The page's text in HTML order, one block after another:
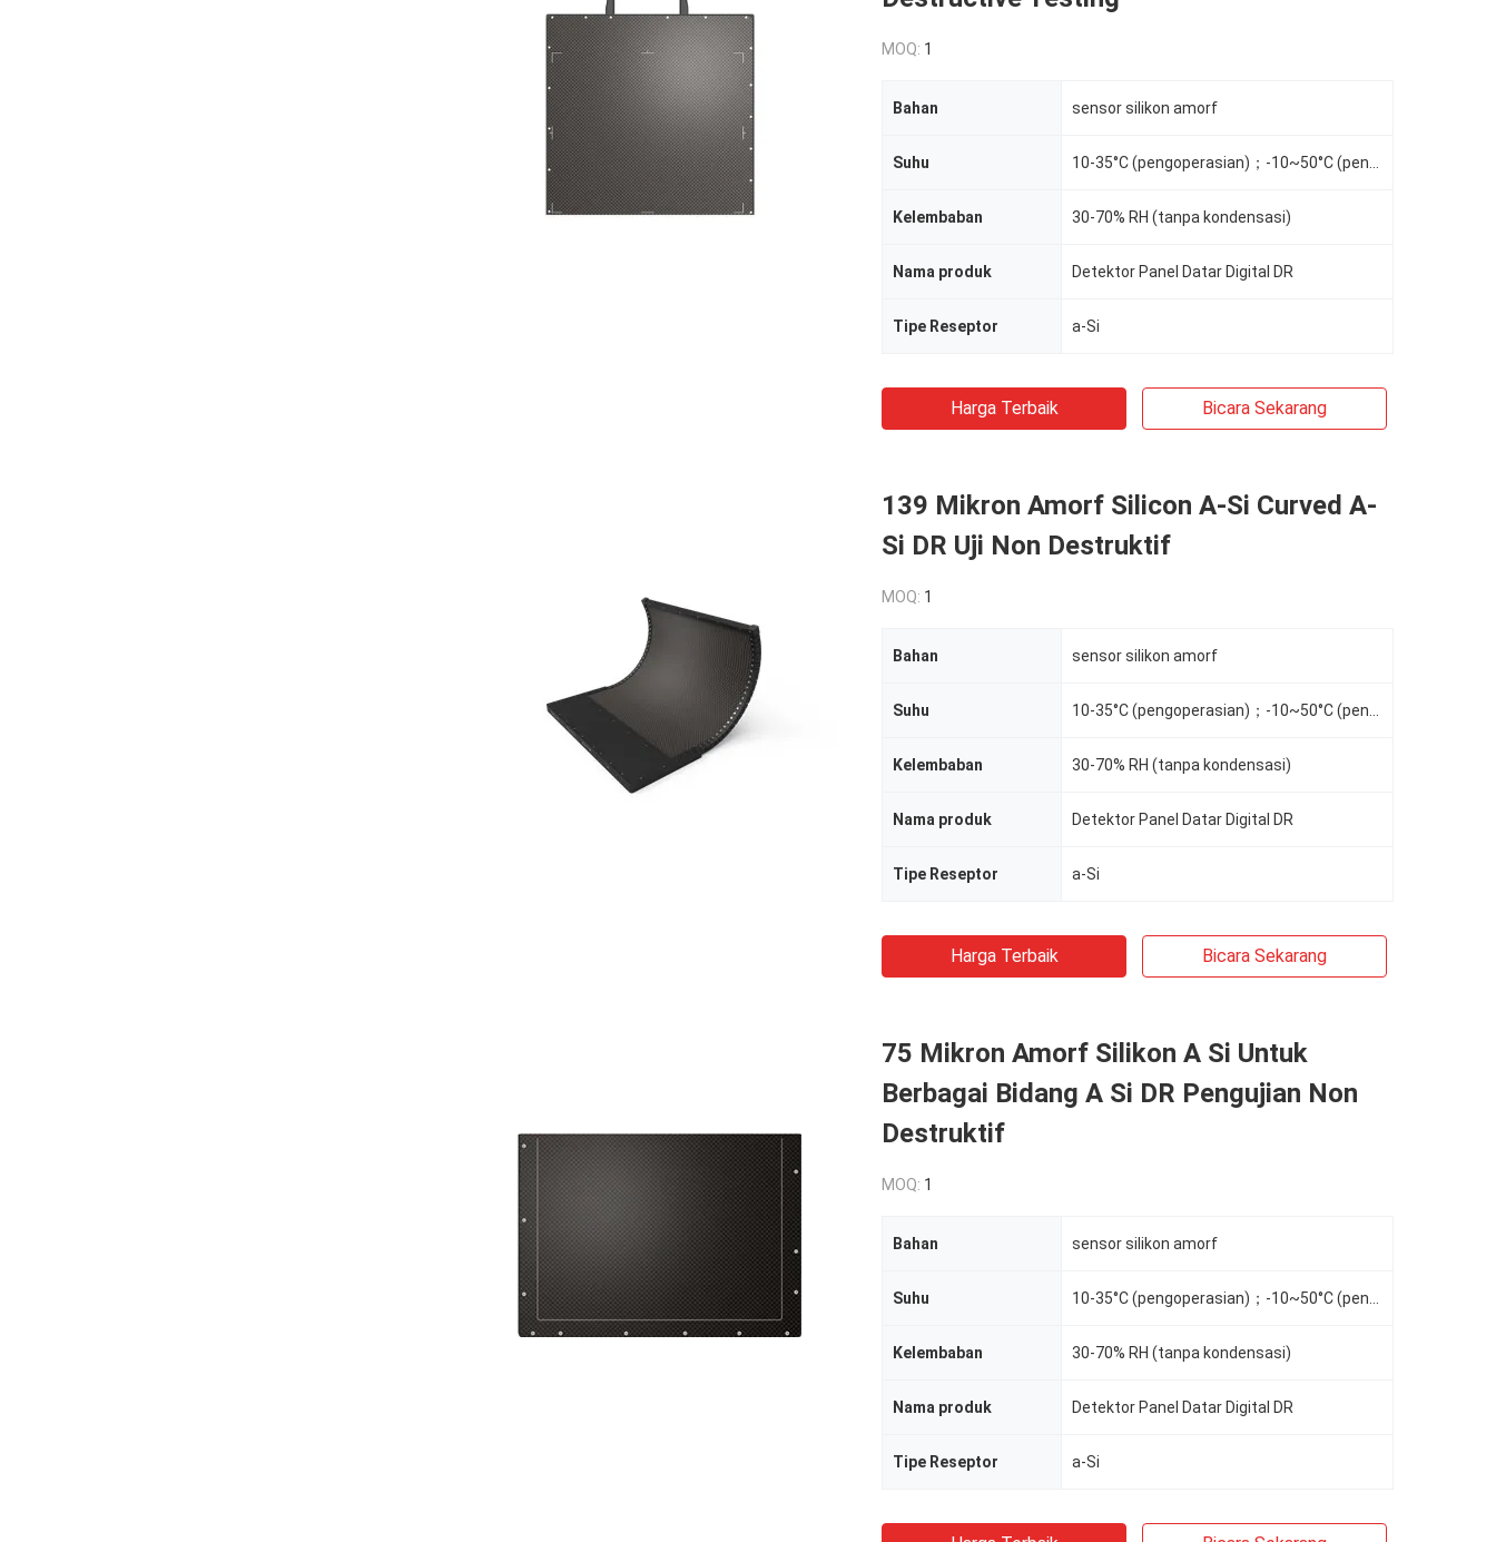
MOQ: 1
Bahan sensor silikon amorf
Suhu
Kelembaban 30-70% RH (tanpa kondensasi)
Nama produk Detektor Panel Datar Digital DR
Tipe Reseptor a-Si
Harga Terbaik Bicara Sekarang
139 Mikron Amorf Silicon A-Si Curved A-
Si DR Uji Non Destruktif
MOQ: 1
Bahan sensor silikon amorf
Suhu
Kelembaban 30-70% RH (tanpa kondensasi)
Nama produk Detektor Panel Datar Digital DR
Tipe Reseptor a-Si
Harga Terbaik Bicara Sekarang
75 Mikron Amorf Silikon A Si Untuk
Berbagai Bidang A Si DR Pengujian Non
Destruktif
MOQ: 1
Bahan sensor silikon amorf
Suhu
Kelembaban 30-70% RH (tanpa kondensasi)
Nama produk Detektor Panel Datar Digital DR
Tipe Reseptor a-Si